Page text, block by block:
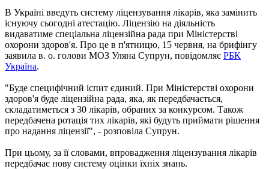
В Україні введуть систему ліцензування лікарів, яка замінить
існуючу сьогодні атестацію. Ліцензію на діяльність
видаватиме спеціальна ліцензійна рада при Міністерстві
охорони здоров'я. Про це в п'ятницю, 15 червня, на брифінгу
заявила в. о. голови МОЗ Уляна Супрун, повідомляє РБК
Україна.
"Буде специфічний іспит єдиний. При Міністерстві охорони
здоров'я буде ліцензійна рада, яка, як передбачається,
складатиметься з 30 лікарів, обраних за конкурсом. Також
передбачена ротація тих лікарів, які будуть приймати рішення
про надання ліцензії", - розповіла Супрун.
При цьому, за її словами, впровадження ліцензування лікарів
передбачає нову систему оцінки їхніх знань.